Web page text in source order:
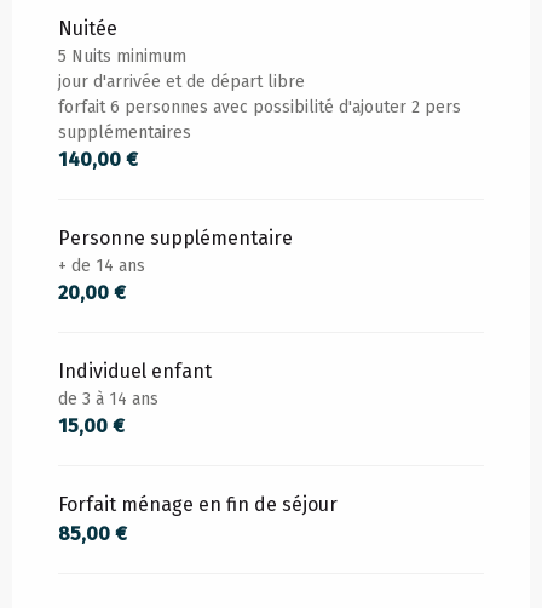
DU 1 JUIN 2026
DU15 AOÛT 2026AU30 SEPTEMBRE 2026
Nuitée
5 Nuits minimum
jour d'arrivée et de départ libre
forfait 6 personnes avec possibilité d'ajouter 2 pers
supplémentaires
140,00 €
Personne supplémentaire
+ de 14 ans
20,00 €
Individuel enfant
de 3 à 14 ans
15,00 €
Forfait ménage en fin de séjour
85,00 €